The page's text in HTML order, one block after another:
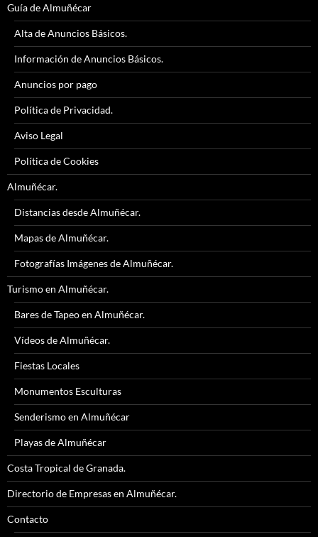
Guía de Almuñécar
Alta de Anuncios Básicos.
Información de Anuncios Básicos.
Anuncios por pago
Política de Privacidad.
Aviso Legal
Política de Cookies
Almuñécar.
Distancias desde Almuñécar.
Mapas de Almuñécar.
Fotografías Imágenes de Almuñécar.
Turismo en Almuñécar.
Bares de Tapeo en Almuñécar.
Vídeos de Almuñécar.
Fiestas Locales
Monumentos Esculturas
Senderismo en Almuñécar
Playas de Almuñécar
Costa Tropical de Granada.
Directorio de Empresas en Almuñécar.
Contacto